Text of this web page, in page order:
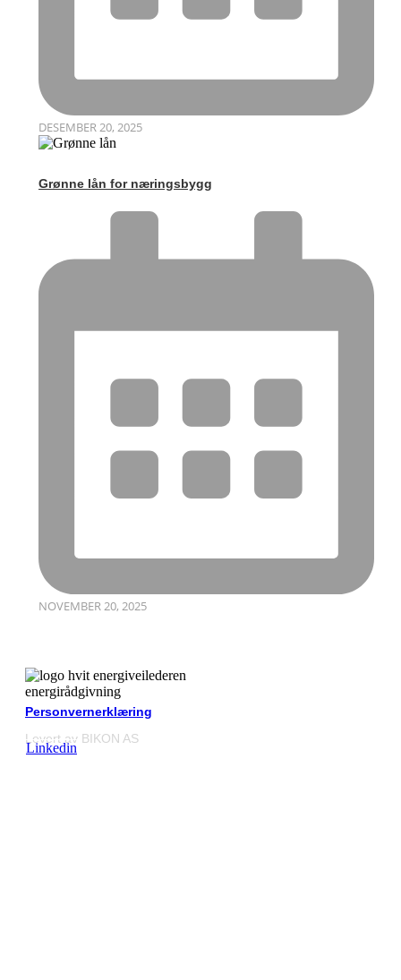
DESEMBER 20, 2025
Grønne lån for næringsbygg
NOVEMBER 20, 2025
Personvernerklæring
Levert av BIKON AS
Linkedin